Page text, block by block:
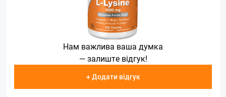
Нам важлива ваша думка
— залиште відгук!
+ Додати відгук